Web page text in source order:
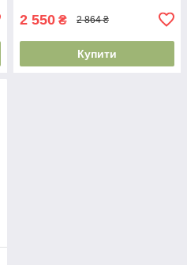
2 550 ₴ 2 864 ₴
Купити